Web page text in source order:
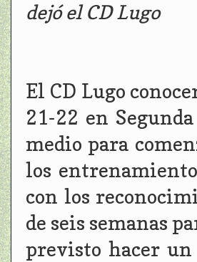
dejó el CD Lugo
El CD Lugo
21-22 en
medio para
los
con los
de seis semanas
previsto hacer